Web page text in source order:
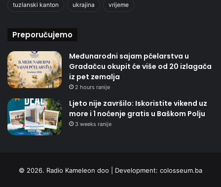
tuzlanski kanton ukrajina vrijeme
Preporučujemo
Međunarodni sajam pčelarstva u
Gradačcu okupit će više od 20 izlagača
iz pet zemalja
2 hours ranije
Ljeto nije završilo: Iskoristite vikend uz
more i 1 noćenje gratis u Baškom Polju
3 weeks ranije
© 2026. Radio Kameleon doo | Development: colosseum.ba